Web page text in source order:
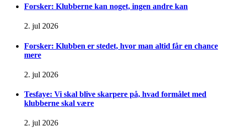
Forsker: Klubberne kan noget, ingen andre kan
2. jul 2026
Forsker: Klubben er stedet, hvor man altid får en chance
mere
2. jul 2026
Tesfaye: Vi skal blive skarpere på, hvad formålet med
klubberne skal være
2. jul 2026